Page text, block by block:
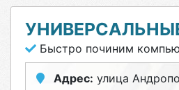
Быстро починим
Адрес: улица